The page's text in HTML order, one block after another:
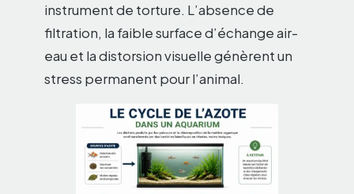
instrument de torture. L’absence de
filtration, la faible surface d’échange air-
eau et la distorsion visuelle génèrent un
stress permanent pour l’animal.